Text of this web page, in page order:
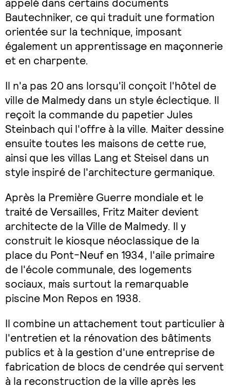
Bautechniker, ce qui traduit une formation
orientée sur la technique, imposant
également un apprentissage en maçonnerie
et en charpente.
Il n'a pas 20 ans lorsqu'il conçoit l'hôtel de
ville de Malmedy dans un style éclectique. Il
reçoit la commande du papetier Jules
Steinbach qui l'offre à la ville. Maiter dessine
ensuite toutes les maisons de cette rue,
ainsi que les villas Lang et Steisel dans un
style inspiré de l'architecture germanique.
Après la Première Guerre mondiale et le
traité de Versailles, Fritz Maiter devient
architecte de la Ville de Malmedy. Il y
construit le kiosque néoclassique de la
place du Pont-Neuf en 1934, l'aile primaire
de l'école communale, des logements
sociaux, mais surtout la remarquable
piscine Mon Repos en 1938.
Il combine un attachement tout particulier à
l'entretien et la rénovation des bâtiments
publics et à la gestion d'une entreprise de
fabrication de blocs de cendrée qui servent
à la reconstruction de la ville après les